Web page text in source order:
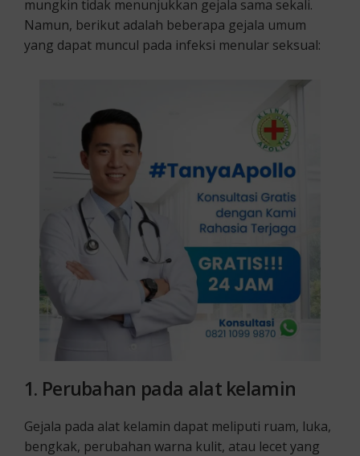
mungkin tidak menunjukkan gejala sama sekali.
Namun, berikut adalah beberapa gejala umum
yang dapat muncul pada infeksi menular seksual:
1. Perubahan pada alat kelamin
Gejala pada alat kelamin dapat meliputi ruam, luka,
bengkak, perubahan warna kulit, atau lecet yang